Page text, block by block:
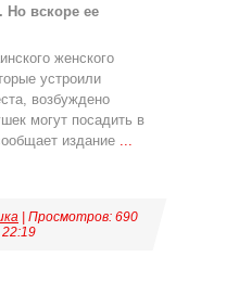
Но вскоре ее
женского
устроили
возбуждено
могут посадить в
издание ...
| Просмотров: 690
22:19